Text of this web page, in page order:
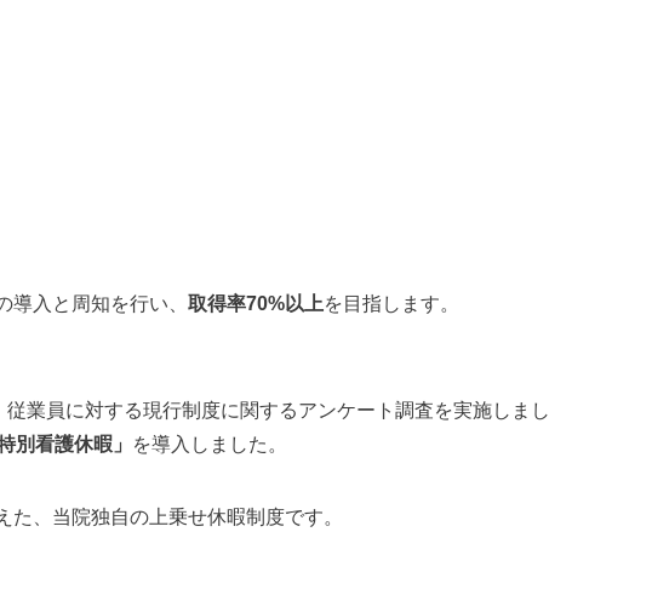
入と周知を行い、 取得率70%以上を目指します。
業員に対する現行制度に関するアンケート調査を実施しまし
別看護休暇」 を導入しました。
、当院独自の上乗せ休暇制度です。